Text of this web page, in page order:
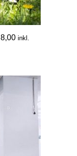
8,00 inkl.